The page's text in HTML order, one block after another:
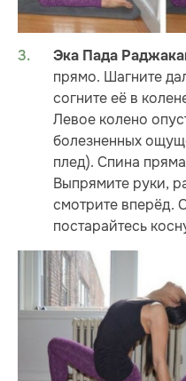
Эка Пада
прямо. Шагните
согните её в
Левое колено
болезненных
плед). Спина
Выпрямите руки,
смотрите вперёд.
постарайтесь